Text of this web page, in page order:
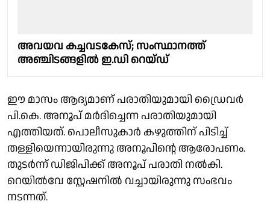
അവയവ കച്ചവടകേസ്; സംസ്ഥാനത്ത്
അഞ്ചിടങ്ങളിൽ ഇ.ഡി റെയ്ഡ്
ഈ മാസം ആദ്യമാണ് പരാതിയുമായി ഡ്രൈവര്‍
പി.കെ. അനൂപ് മർദിച്ചെന്ന പരാതിയുമായി
എത്തിയത്. പൊലീസുകാര്‍ കഴുത്തിന് പിടിച്ച്
തള്ളിയെന്നായിരുന്നു അനൂപിന്റെ ആരോപണം.
തുടര്‍ന്ന് ഡിജിപിക്ക് അനൂപ് പരാതി നല്‍കി.
റെയിൽവേ സ്റ്റേഷനിൽ വച്ചായിരുന്നു സംഭവം
നടന്നത്.